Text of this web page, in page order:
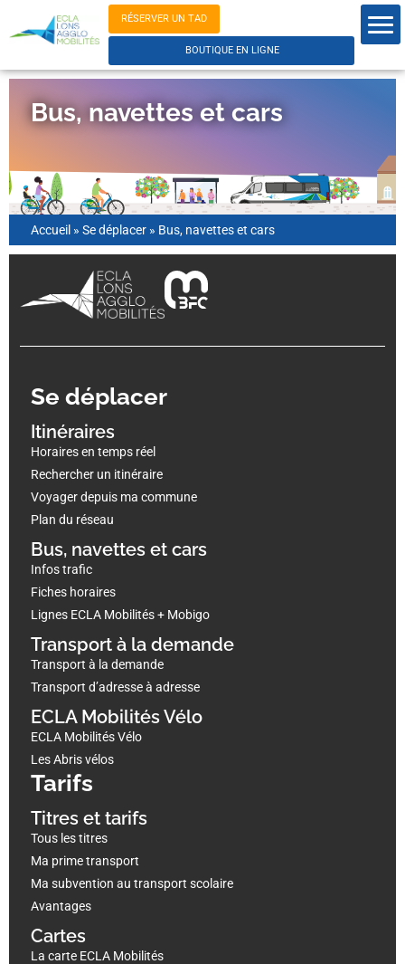
RÉSERVER UN TAD
BOUTIQUE EN LIGNE
Bus, navettes et cars
Accueil » Se déplacer » Bus, navettes et cars
Se déplacer
Itinéraires
Horaires en temps réel
Rechercher un itinéraire
Voyager depuis ma commune
Plan du réseau
Bus, navettes et cars
Infos trafic
Fiches horaires
Lignes ECLA Mobilités + Mobigo
Transport à la demande
Transport à la demande
Transport d’adresse à adresse
ECLA Mobilités Vélo
ECLA Mobilités Vélo
Les Abris vélos
Tarifs
Titres et tarifs
Tous les titres
Ma prime transport
Ma subvention au transport scolaire
Avantages
Cartes
La carte ECLA Mobilités